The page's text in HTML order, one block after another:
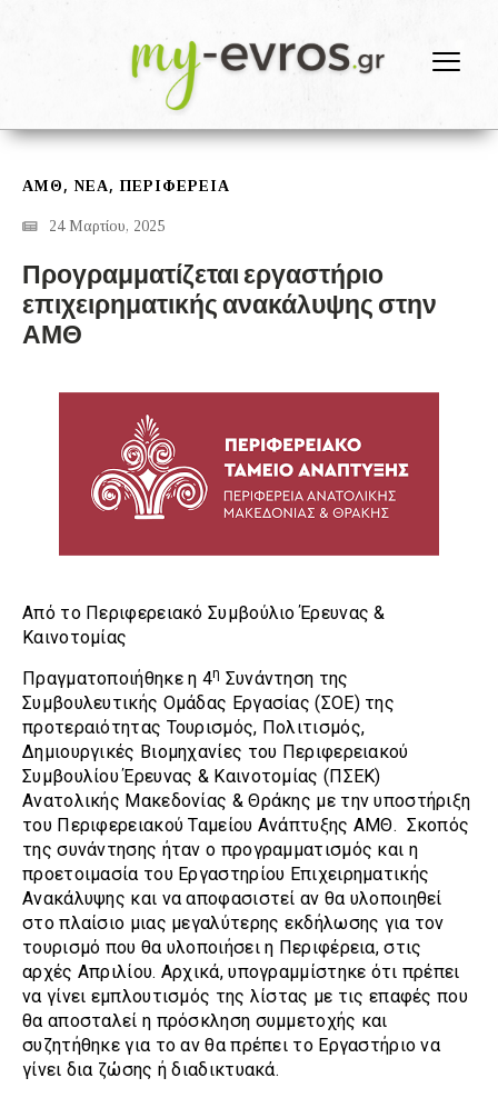
ΑΜΘ , ΝΕΑ,ΠΕΡΙΦΕΡΕΙΑ
24 Μαρτίου, 2025
Προγραμματίζεται εργαστήριο
επιχειρηματικής ανακάλυψης στην
ΑΜΘ
Από το Περιφερειακό Συμβούλιο Έρευνας &
Καινοτομίας
Πραγματοποιήθηκε η 4η Συνάντηση της
Συμβουλευτικής Ομάδας Εργασίας (ΣΟΕ) της
προτεραιότητας Τουρισμός, Πολιτισμός,
Δημιουργικές Βιομηχανίες του Περιφερειακού
Συμβουλίου Έρευνας & Καινοτομίας (ΠΣΕΚ)
Ανατολικής Μακεδονίας & Θράκης με την υποστήριξη
του Περιφερειακού Ταμείου Ανάπτυξης ΑΜΘ. Σκοπός
της συνάντησης ήταν ο προγραμματισμός και η
προετοιμασία του Εργαστηρίου Επιχειρηματικής
Ανακάλυψης και να αποφασιστεί αν θα υλοποιηθεί
στο πλαίσιο μιας μεγαλύτερης εκδήλωσης για τον
τουρισμό που θα υλοποιήσει η Περιφέρεια, στις
αρχές Απριλίου. Αρχικά, υπογραμμίστηκε ότι πρέπει
να γίνει εμπλουτισμός της λίστας με τις επαφές που
θα αποσταλεί η πρόσκληση συμμετοχής και
συζητήθηκε για το αν θα πρέπει το Εργαστήριο να
γίνει δια ζώσης ή διαδικτυακά.